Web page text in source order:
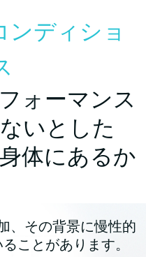
ンディショ
ォーマンス
いとした
体にあるか
、その背景に慢性的
ことがあります。